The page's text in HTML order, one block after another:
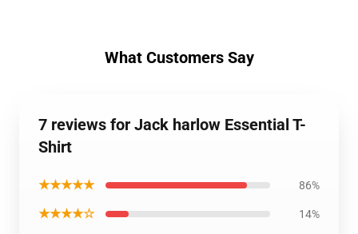
What Customers Say
7 reviews for Jack harlow Essential T-
Shirt
★★★★★ 86%
★★★★☆ 14%